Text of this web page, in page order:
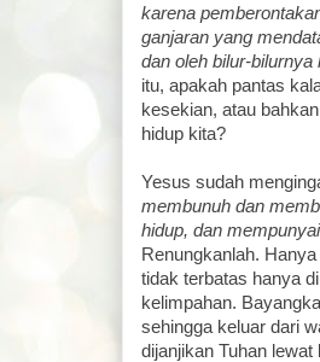
karena
ganjaran yang
dan oleh bilur-
itu, apakah pantas
kesekian, atau
hidup kita?
Yesus sudah
membunuh dan
hidup, dan
Renungkanlah.
tidak terbatas hanya
kelimpahan.
sehingga keluar dari
dijanjikan Tuhan